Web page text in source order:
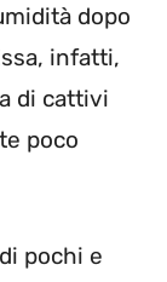
dopo
infatti,
di cattivi
poco
pochi e